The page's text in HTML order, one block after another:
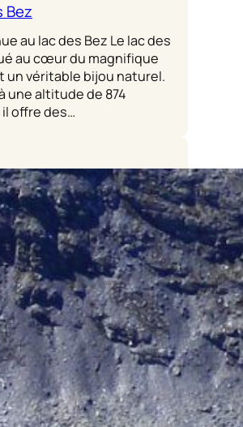
Bez
au lac des Bez Le lac des
au cœur du magnifique
un véritable bijou naturel.
une altitude de 874
offre des…